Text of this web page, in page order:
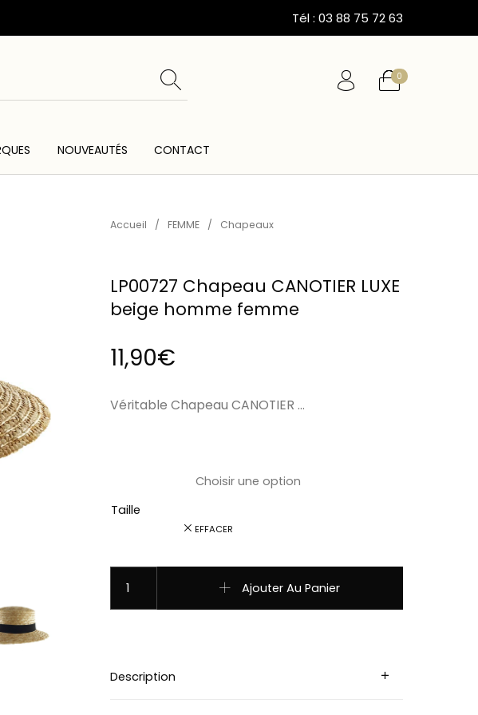
Tél : 03 88 75 72 63
0
NOUVEAUTÉS CONTACT
Accueil / FEMME / Chapeaux
LP00727 Chapeau CANOTIER LUXE
beige homme femme
11,90€
Véritable Chapeau CANOTIER …
Taille
EFFACER
Ajouter Au Panier
Description